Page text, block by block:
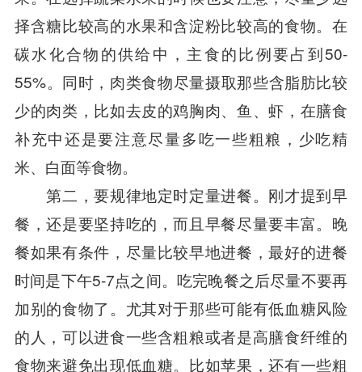
择含糖比较高的水果和含淀粉比较高的食物。在
碳水化合物的供给中，主食的比例要占到50-
55%。同时，肉类食物尽量摄取那些含脂肪比较
少的肉类，比如去皮的鸡胸肉、鱼、虾，在膳食
补充中还是要注意尽量多吃一些粗粮，少吃精
米、白面等食物。
第二，要规律地定时定量进餐。刚才提到早
餐，还是要坚持吃的，而且早餐尽量要丰富。晚
餐如果有条件，尽量比较早地进餐，最好的进餐
时间是下午5-7点之间。吃完晚餐之后尽量不要再
加别的食物了。尤其对于那些可能有低血糖风险
的人，可以进食一些含粗粮或者是高膳食纤维的
食物来避免出现低血糖。比如苹果，还有一些粗